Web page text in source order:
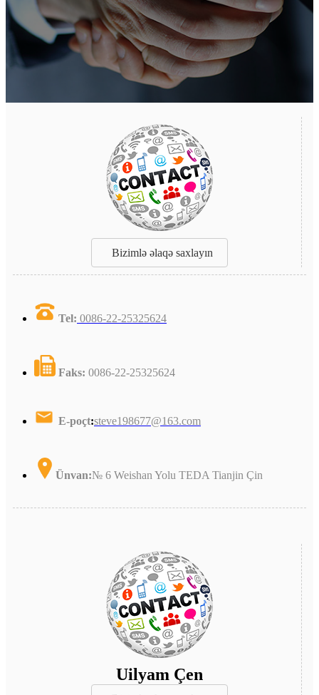
Bizimlə əlaqə saxlayın
Tel: 0086-22-25325624
Faks: 0086-22-25325624
E-poçt:steve198677@163.com
Ünvan:№ 6 Weishan Yolu TEDA Tianjin Çin
Uilyam Çen